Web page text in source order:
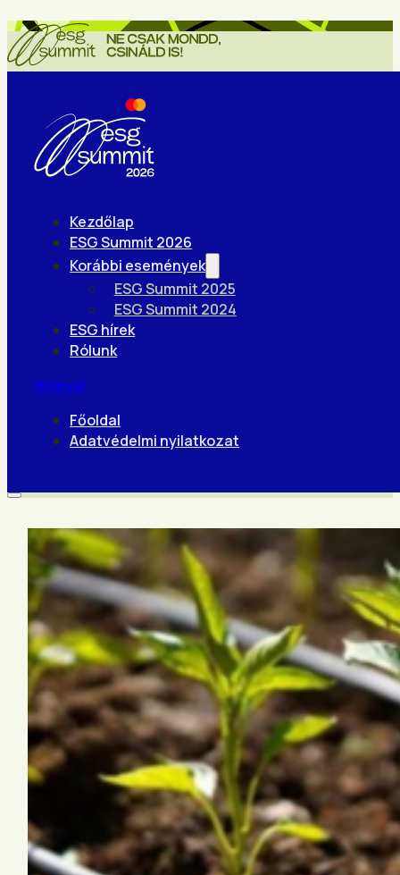
Kezdőlap
ESG Summit 2026
Korábbi események
ESG Summit 2025
ESG Summit 2024
ESG hírek
Rólunk
Hírlevél
Főoldal
Adatvédelmi nyilatkozat